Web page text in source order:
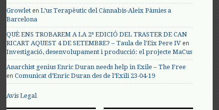
Growlet enL’us Terapèutic del Cànnabis-Aleix Pàmies a
Barcelona
QUÈ ENS TROBAREM A LA 2ª EDICIÓ DEL TRASTER DE CAN
RICART AQUEST 4 DE SETEMBRE? – Taula de l'Eix Pere IV en
Investigació, desenvolupament i producció: el projecte MaCus
Anarchist genius Enric Duran needs help in Exile – The Free
enComunicat d’Enric Duran des de l’Exili 23-04-19
Avis Legal